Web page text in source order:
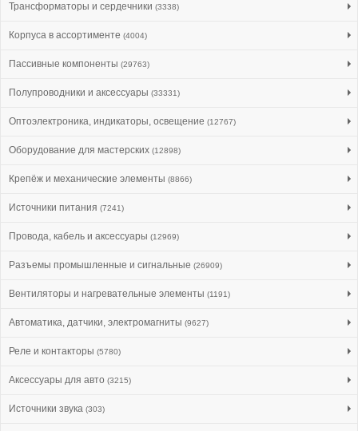
Трансформаторы и сердечники (3338)
Корпуса в ассортименте (4004)
Пассивные компоненты (29763)
Полупроводники и аксессуары (33331)
Оптоэлектроника, индикаторы, освещение (12767)
Оборудование для мастерских (12898)
Крепёж и механические элементы (8866)
Источники питания (7241)
Провода, кабель и аксессуары (12969)
Разъемы промышленные и сигнальные (26909)
Вентиляторы и нагревательные элементы (1191)
Автоматика, датчики, электромагниты (9627)
Реле и контакторы (5780)
Аксессуары для авто (3215)
Источники звука (303)